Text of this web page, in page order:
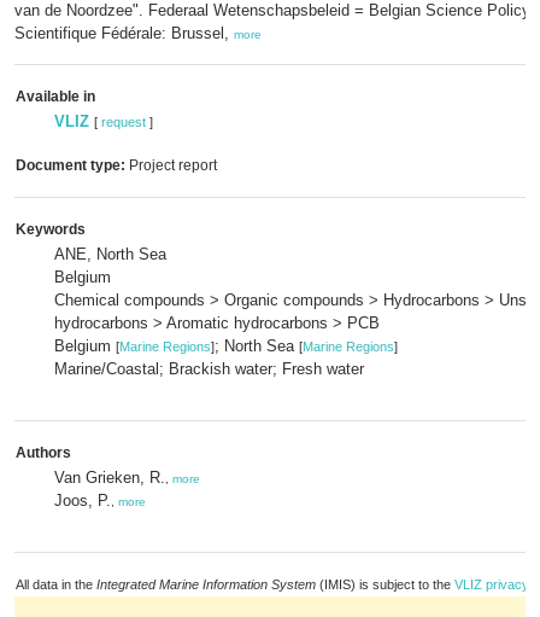
van de Noordzee". Federaal Wetenschapsbeleid = Belgian Science Policy
Scientifique Fédérale: Brussel, more
Available in
VLIZ [ request ]
Document type: Project report
Keywords
ANE, North Sea
Belgium
Chemical compounds > Organic compounds > Hydrocarbons >
hydrocarbons > Aromatic hydrocarbons > PCB
Belgium [Marine Regions]; North Sea [Marine Regions]
Marine/Coastal; Brackish water; Fresh water
Authors
Van Grieken, R. more
Joos, P. more
All data in the Integrated Marine Information System (IMIS) is subject to the VLIZ privacy